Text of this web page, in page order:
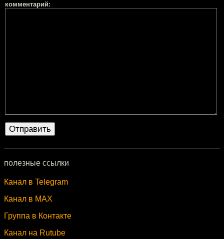
комментарий:
полезные ссылки
Канал в Telegram
Канал в MAX
Группа в Контакте
Канал на Rutube